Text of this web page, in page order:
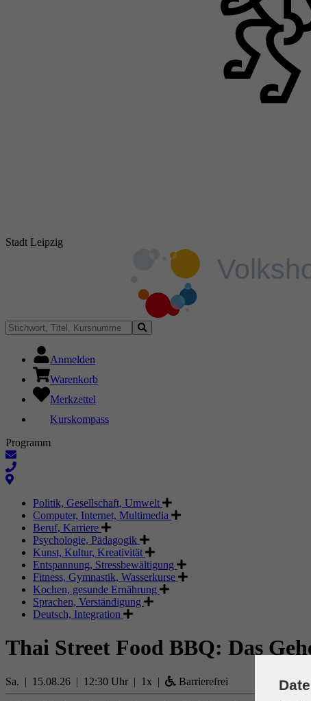
Stadt Leipzig
Anmelden
Warenkorb
Merkzettel
Kurskompass
Programm
Politik, Gesellschaft, Umwelt
Computer, Internet, Multimedia
Beruf, Karriere
Psychologie, Pädagogik
Kunst, Kultur, Kreativität
Entspannung, Stressbewältigung
Fitness, Gymnastik, Wasserkurse
Kochen, gesunde Ernährung
Sprachen, Verständigung
Deutsch, Integration
Thai Street Food BBQ: Das
Sa. | 15.08.26 | 12:30 Uhr | 1x | Barrierefrei